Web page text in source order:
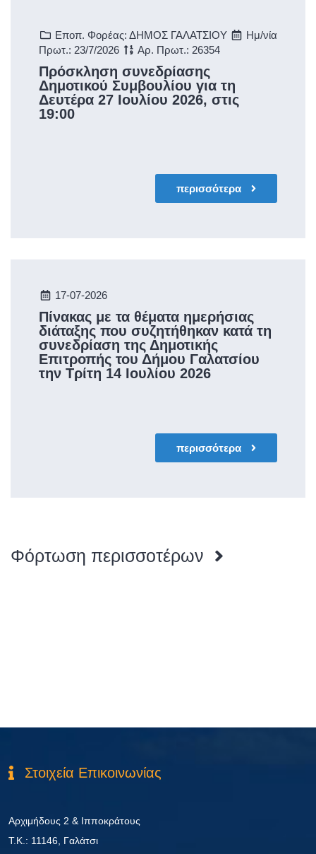
Εποπ. Φορέας: ΔΗΜΟΣ ΓΑΛΑΤΣΙΟΥ
Ημ/νία
Πρωτ.: 23/7/2026
Αρ. Πρωτ.: 26354
Πρόσκληση συνεδρίασης
Δημοτικού Συμβουλίου για τη
Δευτέρα 27 Ιουλίου 2026, στις
19:00
περισσότερα
17-07-2026
Πίνακας με τα θέματα ημερήσιας
διάταξης που συζητήθηκαν κατά τη
συνεδρίαση της Δημοτικής
Επιτροπής του Δήμου Γαλατσίου
την Τρίτη 14 Ιουλίου 2026
περισσότερα
Φόρτωση περισσοτέρων
Στοιχεία Επικοινωνίας
Αρχιμήδους 2 & Ιπποκράτους
Τ.Κ.: 11146, Γαλάτσι